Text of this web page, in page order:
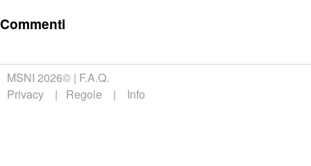
Commenti
MSNI 2026© F.A.Q.
Privacy
Regole Info